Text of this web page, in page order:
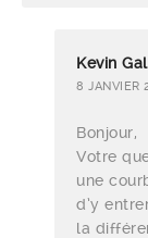
Kevin
8 JANVIER
Bonjour,
Votre
une
d’y
la